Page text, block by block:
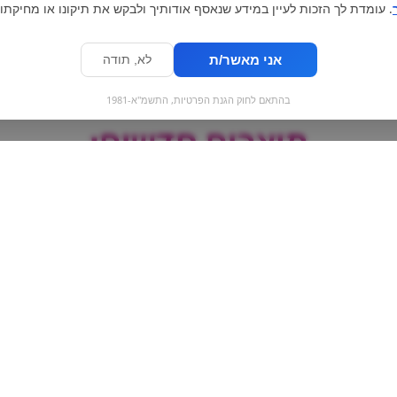
מוצרים חדשים:
. עומדת לך הזכות לעיין במידע שנאסף אודותיך ולבקש את תיקונו או
אני מאשר/ת לא, תודה
בהתאם לחוק הגנת הפרטיות, התשמ"א-1981